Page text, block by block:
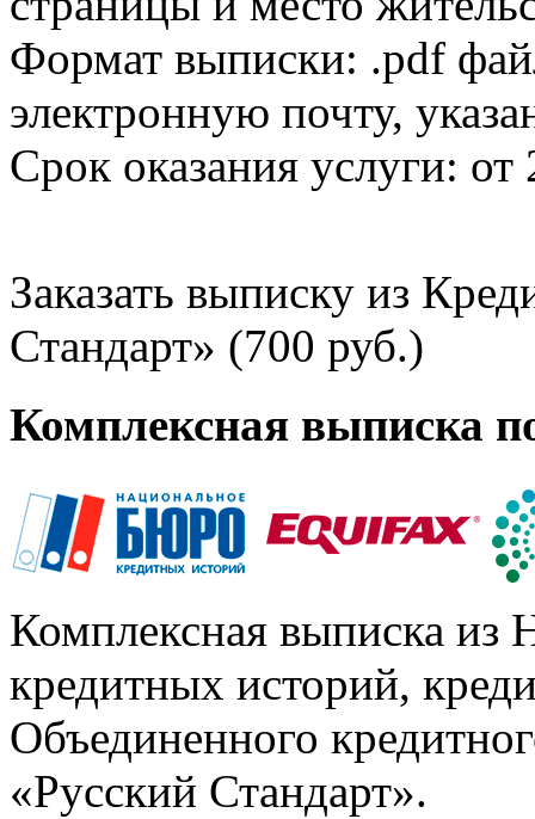
Формат выписки: .pdf
электронную почту,
Срок оказания услуги: от
Заказать выписку из
Стандарт» (700 руб.)
Комплексная выписка
Комплексная выписка из
кредитных историй,
Объединенного
«Русский Стандарт».